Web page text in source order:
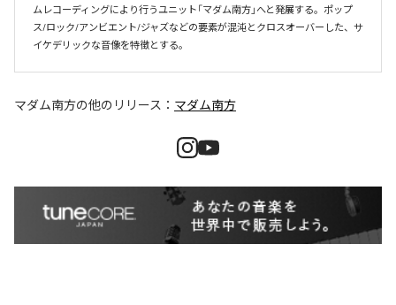
ムレコーディングにより行うユニット「マダム南方」へと発展する。ポップ
ス/ロック/アンビエント/ジャズなどの要素が混沌とクロスオーバーした、サ
イケデリックな音像を特徴とする。
マダム南方の他のリリース： マダム南方